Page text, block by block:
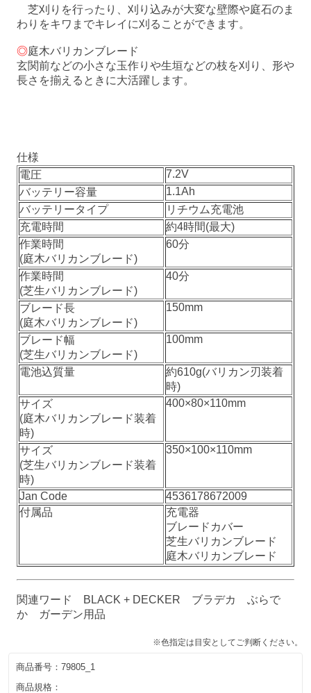
芝刈りを行ったり、刈り込みが大変な壁際や庭石のま
わりをキワまでキレイに刈ることができます。
◎庭木バリカンブレード
玄関前などの小さな玉作りや生垣などの枝を刈り、形や
長さを揃えるときに大活躍します。
仕様
電圧
7.2V
バッテリー容量
1.1Ah
バッテリータイプ
リチウム充電池
充電時間
約4時間(最大)
作業時間
(庭木バリカンブレード)
60分
作業時間
(芝生バリカンブレード)
40分
ブレード長
(庭木バリカンブレード)
150mm
ブレード幅
(芝生バリカンブレード)
100mm
電池込質量
約610g(バリカン刃装着
時)
サイズ
(庭木バリカンブレード装着
時)
400×80×110mm
サイズ
(芝生バリカンブレード装着
時)
350×100×110mm
Jan Code
4536178672009
付属品
充電器
ブレードカバー
芝生バリカンブレード
庭木バリカンブレード
関連ワード BLACK + DECKER ブラデカ ぶらで
か ガーデン用品
※色指定は目安としてご判断ください。
商品番号： 79805_1
商品規格：